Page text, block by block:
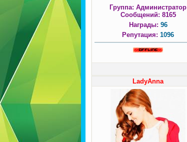
Группа: Администратор
Сообщений: 8165
Награды: 96
Репутация: 1096
LadyAnna